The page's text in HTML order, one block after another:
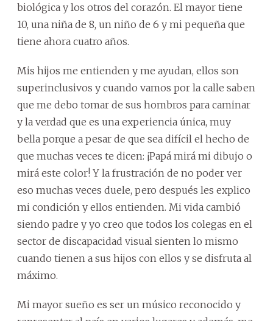
biológica y los otros del corazón. El mayor tiene
10, una niña de 8, un niño de 6 y mi pequeña que
tiene ahora cuatro años.
Mis hijos me entienden y me ayudan, ellos son
superinclusivos y cuando vamos por la calle saben
que me debo tomar de sus hombros para caminar
y la verdad que es una experiencia única, muy
bella porque a pesar de que sea difícil el hecho de
que muchas veces te dicen: ¡Papá mirá mi dibujo o
mirá este color! Y la frustración de no poder ver
eso muchas veces duele, pero después les explico
mi condición y ellos entienden. Mi vida cambió
siendo padre y yo creo que todos los colegas en el
sector de discapacidad visual sienten lo mismo
cuando tienen a sus hijos con ellos y se disfruta al
máximo.
Mi mayor sueño es ser un músico reconocido y